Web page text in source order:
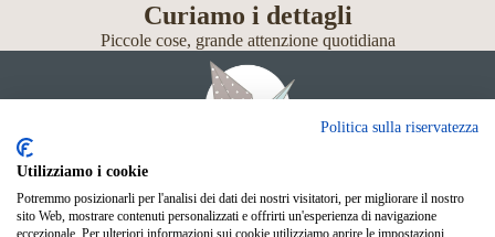
Curiamo i dettagli
Piccole cose, grande attenzione quotidiana
Giochi
Neonato
Politica sulla riservatezza
Utilizziamo i cookie
Potremmo posizionarli per l'analisi dei dati dei nostri visitatori, per migliorare il nostro
sito Web, mostrare contenuti personalizzati e offrirti un'esperienza di navigazione
eccezionale. Per ulteriori informazioni sui cookie utilizziamo aprire le impostazioni.